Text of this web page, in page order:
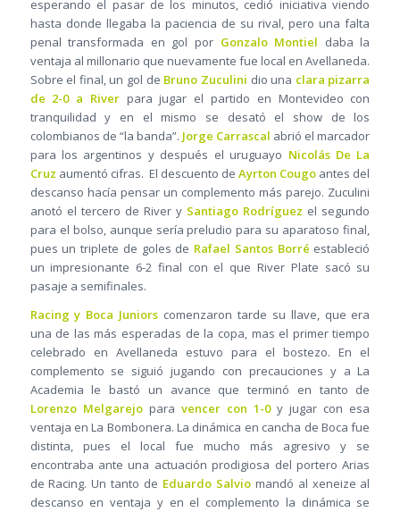
esperando el pasar de los minutos, cedió iniciativa viendo
hasta donde llegaba la paciencia de su rival, pero una falta
penal transformada en gol por Gonzalo Montiel daba la
ventaja al millonario que nuevamente fue local en Avellaneda.
Sobre el final, un gol de Bruno Zuculini dio una clara pizarra
de 2-0 a Riverpara jugar el partido en Montevideo con
tranquilidad y en el mismo se desató el show de los
colombianos de “la banda”. Jorge Carrascal abrió el marcador
para los argentinos y después el uruguayo Nicolás De La
Cruz aumentó cifras. El descuento deAyrton Cougo antes del
descanso hacía pensar un complemento más parejo. Zuculini
anotó el tercero de River y Santiago Rodríguez el segundo
para el bolso, aunque sería preludio para su aparatoso final,
pues un triplete de goles de Rafael Santos Borré estableció
un impresionante 6-2 final con el que River Plate sacó su
pasaje a semifinales.
Racing y Boca Juniors comenzaron tarde su llave, que era
una de las más esperadas de la copa, mas el primer tiempo
celebrado en Avellaneda estuvo para el bostezo. En el
complemento se siguió jugando con precauciones y a La
Academia le bastó un avance que terminó en tanto de
Lorenzo Melgarejopara vencer con 1-0y jugar con esa
ventaja en La Bombonera. La dinámica en cancha de Boca fue
distinta, pues el local fue mucho más agresivo y se
encontraba ante una actuación prodigiosa del portero Arias
de Racing. Un tanto de Eduardo Salviomandó al xeneize al
descanso en ventaja y en el complemento la dinámica se